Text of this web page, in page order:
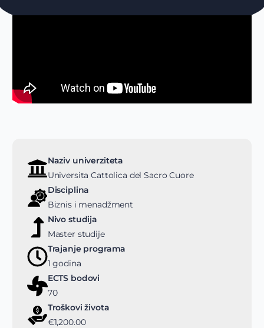
Naziv univerziteta
Universita Cattolica del Sacro Cuore
Disciplina
Biznis i menadžment
Nivo studija
Master studije
Trajanje programa
1 godina
ECTS bodovi
70
Troškovi života
€1,200.00